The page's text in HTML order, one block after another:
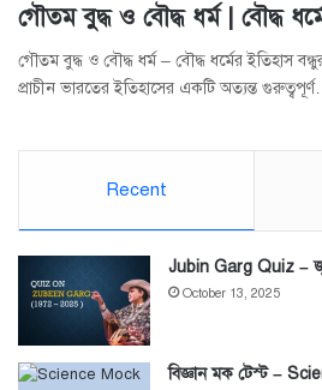
গৌতম বুদ্ধ ও বৌদ্ধ ধর্ম | বৌদ্ধ
গৌতম বুদ্ধ ও বৌদ্ধ ধর্ম – বৌদ্ধ ধর্মের ইতিহাস
প্রাচীন ভারতের ইতিহাসের একটি অত্যন্ত
Recent
Jubin Garg Quiz –
October 13, 2025
বিজ্ঞান মক টেস্ট –